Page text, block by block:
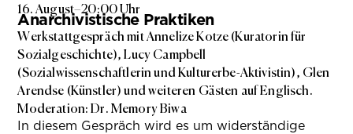
16. August–20:00 Uhr
Anarchivistische Praktiken
Werkstattgespräch mit Annelize Kotze (Kuratorin für
Sozialgeschichte), Lucy Campbell
(Sozialwissenschaftlerin und Kulturerbe-Aktivistin), Glen
Arendse (Künstler) und weiteren Gästen auf Englisch.
Moderation: Dr. Memory Biwa
In diesem Gespräch wird es um widerständige